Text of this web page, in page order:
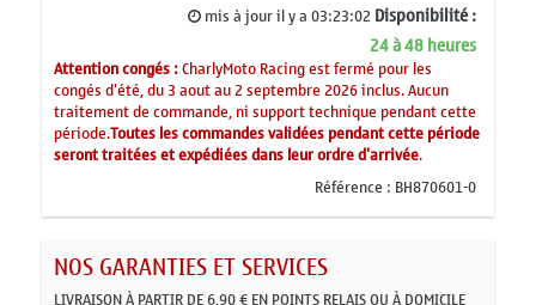
mis à jour il y a03:23:02Disponibilité :
24 à 48 heures
Attention congés :CharlyMoto Racing est fermé pour les
congés d'été, du 3 aout au 2 septembre 2026 inclus. Aucun
traitement de commande, ni support technique pendant cette
période.Toutes les commandes validées pendant cette période
seront traitées et expédiées dans leur ordre d'arrivée.
Référence : BH870601-0
NOS GARANTIES ET SERVICES